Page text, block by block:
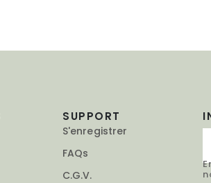
SUPPORT
S'enregistrer
FAQs
C.G.V.